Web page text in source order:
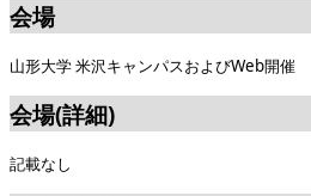
会場
山形大学 米沢キャンパスおよびWeb開催
会場(詳細)
記載なし